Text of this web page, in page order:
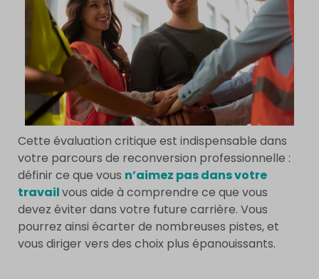
Cette évaluation critique est indispensable dans
votre parcours de reconversion professionnelle :
définir ce que vous n’aimez pas dans votre
travailvous aide à comprendre ce que vous
devez éviter dans votre future carrière. Vous
pourrez ainsi écarter de nombreuses pistes, et
vous diriger vers des choix plus épanouissants.